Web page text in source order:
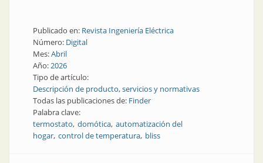
Publicado en: Revista Ingeniería Eléctrica
Número: Digital
Mes:Abril
Año:2026
Tipo de artículo:
Descripción de producto, servicios y normativas
Todas las publicaciones de: Finder
Palabra clave:
termostato domótica automatización del
hogar control de temperatura bliss